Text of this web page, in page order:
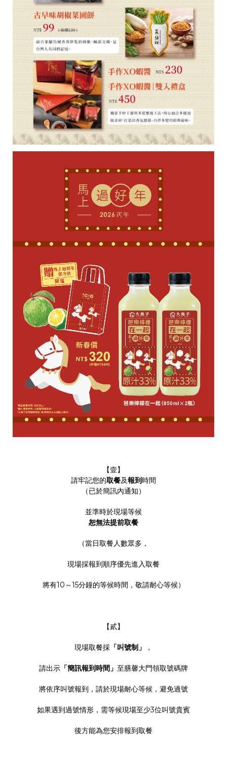
【壹】
請牢記您的取餐及報到時間
（已於簡訊內通知）
並準時於現場等候
恕無法提前取餐
（當日取餐人數眾多，
現場採報到順序優先進入取餐
將有10～15分鐘的等候時間，敬請耐心等候）
【貳】
現場取餐採 「叫號制」 ，
請出示 「簡訊報到時間」 至膳馨大門領取號碼牌
將依序叫號報到，請於現場耐心等候，避免過號
如果遇到過號情形，需等候現場至少3位叫號貴賓
後方能為您安排報到取餐